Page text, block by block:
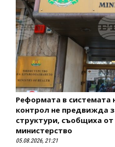
Реформата в
контрол не предвижда
структури, съобщиха
министерство
05.08.2026, 21:21